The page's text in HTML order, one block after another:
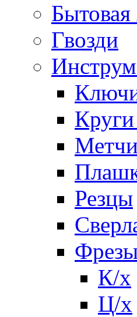
Гвозди
Резцы
К/х
Ц/х